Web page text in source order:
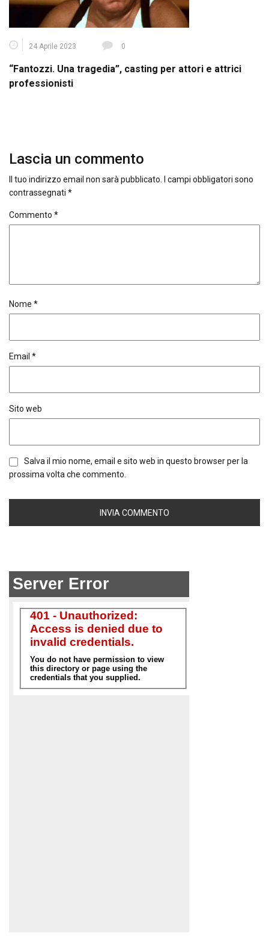
24 Aprile 2023 0
“Fantozzi. Una tragedia”, casting per attori e attrici
professionisti
Lascia un commento
Il tuo indirizzo email non sarà pubblicato.
I campi obbligatori sono
contrassegnati *
Commento *
Nome *
Email *
Sito web
Salva il mio nome, email e sito web in questo browser per la
prossima volta che commento.